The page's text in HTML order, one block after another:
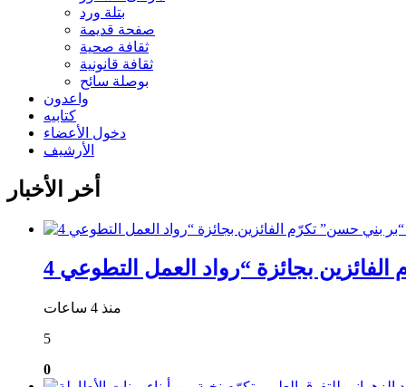
بتلة ورد
صفحة قديمة
ثقافة صحية
ثقافة قانونية
بوصلة سائح
واعدون
كتابيه
دخول الأعضاء
الأرشيف
أخر الأخبار
منذ 4 ساعات
5
0